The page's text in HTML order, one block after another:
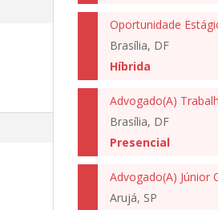
Brasília, DF
Híbrida
Advogado(A)
Brasília, DF
Presencial
Arujá, SP